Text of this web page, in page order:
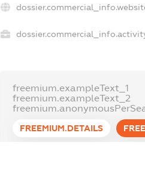
freemium.exampleText_1
freemium.exampleText_2
FREEMIUM.DETAILS